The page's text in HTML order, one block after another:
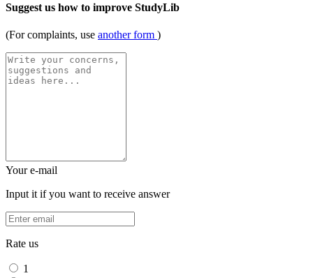
Suggest us how to improve StudyLib
(For complaints, use another form )
Your e-mail
Input it if you want to receive answer
Rate us
1